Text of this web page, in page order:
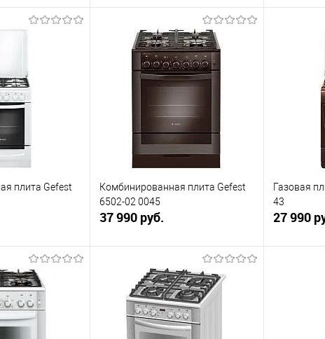
В наличии
В корзину
Купить в 1 клик
К сравнению
В избранное
Купить
В
плита Gefest
К сравнению
Под заказ
Комбинированная плита Gefest
6502-02 0045
37 990 руб.
В корзину
Купить в 1 клик
К сравнению
В избранное
Под заказ
Газовая
43
27 990
В